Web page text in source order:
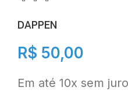
DAPPEN
R$ 50,00
Em até 10x sem